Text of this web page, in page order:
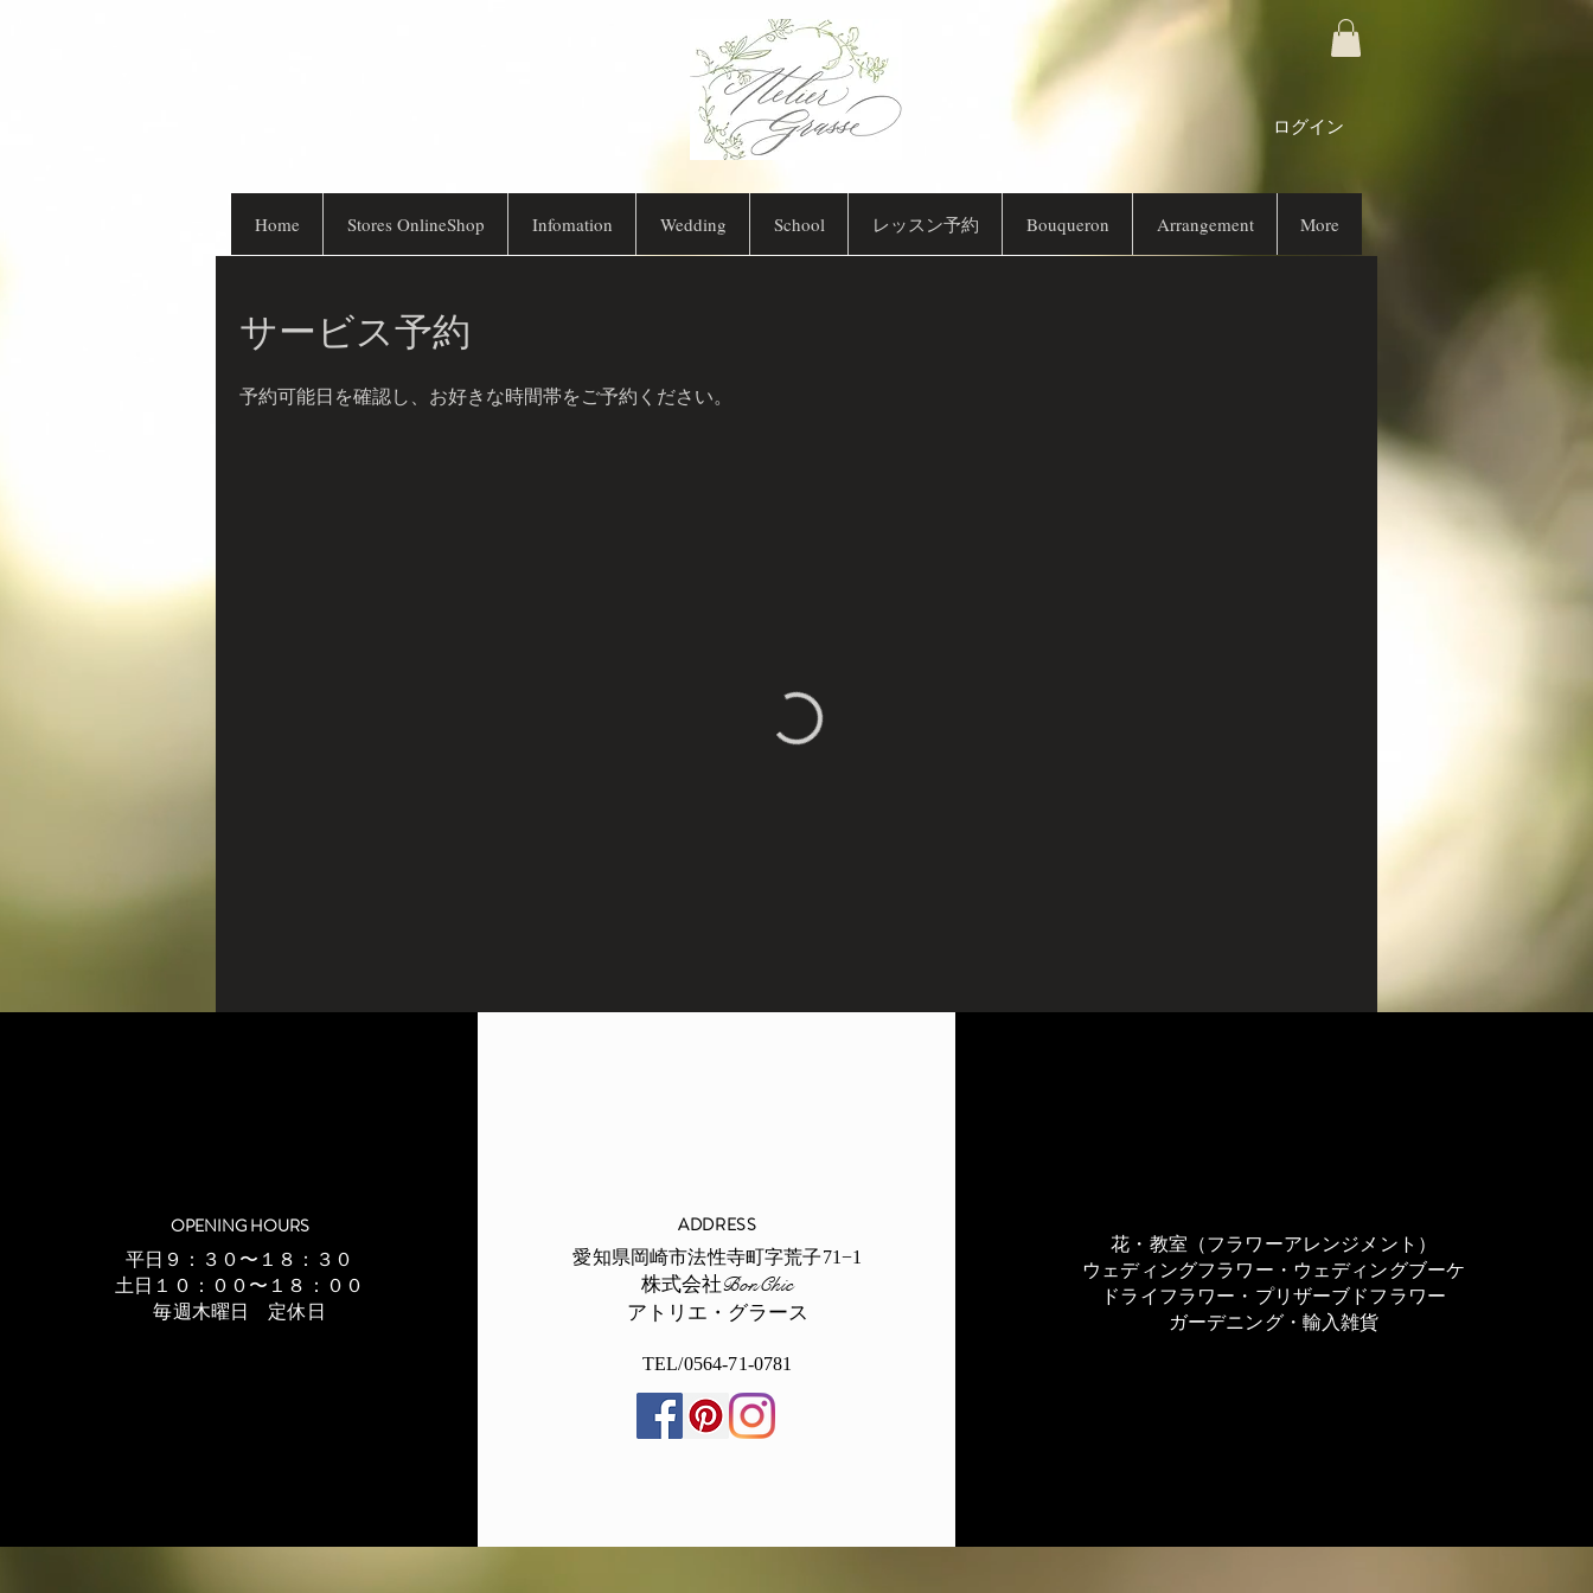
ログイン
Home Stores OnlineShop Infomation Wedding School レッスン予約 Bouqueron Arrangement More
サービス予約
予約可能日を確認し、お好きな時間帯をご予約ください。
OPENING HOURS
平日９：３０〜１８：３０
土日１０：００〜１８：００
毎週木曜日 定休日
ADDRESS
愛知県岡崎市法性寺町字荒子71−1
​株式会社BonChic
​アトリエ・グラース
TEL/0564-71-0781
花・教室（フラワーアレンジメント）
ウェディングフラワー・ウェディングブーケ
ドライフラワー・プリザーブドフラワー
​ガーデニング・輸入雑貨